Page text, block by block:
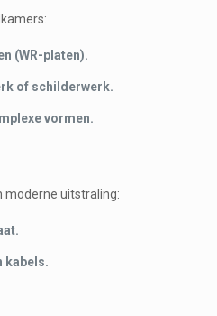
(WR-platen).
of schilderwerk.
vormen.
moderne uitstraling:
kabels.